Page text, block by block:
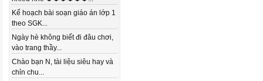
Kế hoạch bài soạn giáo án lớp 1
theo SGK...
Ngày hè không biết đi đâu chơi,
vào trang thầy...
Chào bạn N, tài liệu siêu hay và
chỉn chu...